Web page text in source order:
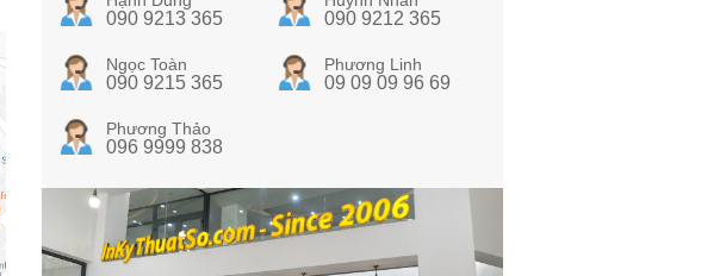
090 9213 365 090 9212 365
Ngọc Toàn
090 9215 365
Phương Linh
09 09 09 96 69
Phương Thảo
096 9999 838